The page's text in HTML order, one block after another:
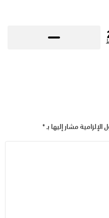
الإلزامية مشار إليها بـ *